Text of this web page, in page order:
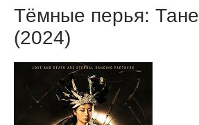
Тёмные перья:
(2024)